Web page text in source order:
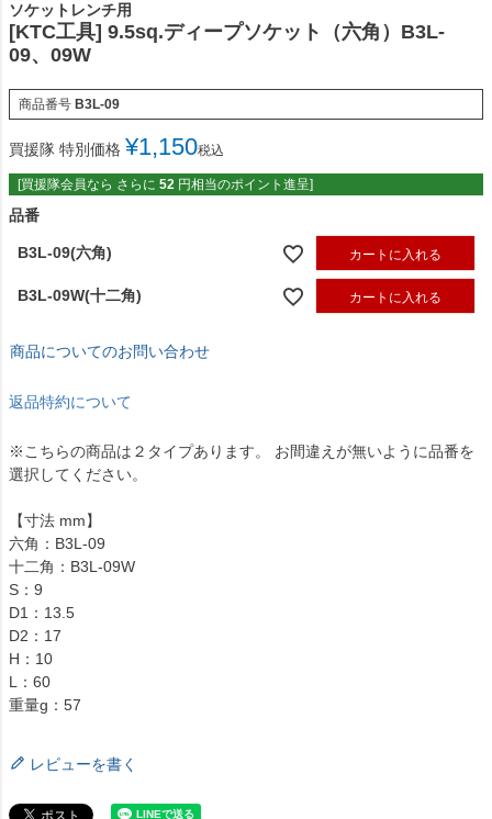
ソケットレンチ用
[KTC工具] 9.5sq.ディープソケット（六角）B3L-
09、09W
商品番号 B3L-09
買援隊 特別価格 ¥1,150税込
[買援隊会員なら さらに 52 円相当のポイント進呈]
品番
B3L-09(六角) カートに入れる
B3L-09W(十二角) カートに入れる
商品についてのお問い合わせ
返品特約について
※こちらの商品は２タイプあります。 お間違えが無いように品番を
選択してください。
【寸法 mm】
六角：B3L-09
十二角：B3L-09W
S：9
D1：13.5
D2：17
H：10
L：60
重量g：57
レビューを書く